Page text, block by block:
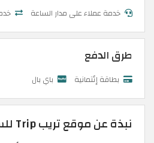
خدمة عملاء على مدار الساعة
طرق الدفع
بطاقة إئتمانية باي بال
نبذة عن موقع تريب Trip للسفر